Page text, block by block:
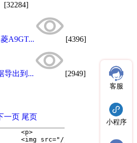
[32284]
A9GT... [4396]
导出到... [2949]
客服
小程序
一页 尾页